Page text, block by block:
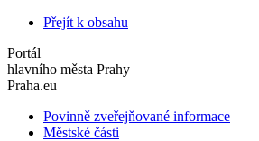
Přejít k obsahu
Portál
hlavního města Prahy
Praha.eu
Povinně zveřejňované informace
Městské části